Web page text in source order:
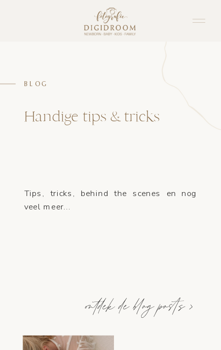
ontdek de blog posts >
Tips, tricks, behind the scenes en nog
veel meer...
Handige tips & tricks
BLOG